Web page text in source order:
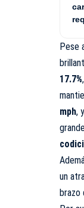
Pese
17.7%
mph,
un
brazo